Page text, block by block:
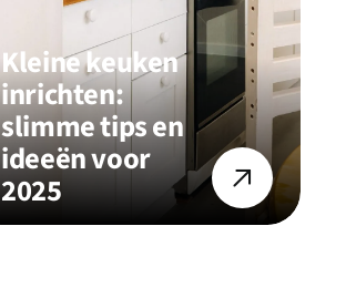
Kleine keuken
inrichten:
slimme tips en
ideeën voor
2025